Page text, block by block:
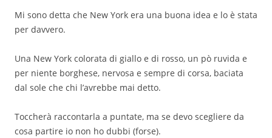
Mi sono detta che New York era una buona idea e lo è stata
per davvero.
Una New York colorata di giallo e di rosso, un pò ruvida e
per niente borghese, nervosa e sempre di corsa, baciata
dal sole che chi l’avrebbe mai detto.
Toccherà raccontarla a puntate, ma se devo scegliere da
cosa partire io non ho dubbi (forse).